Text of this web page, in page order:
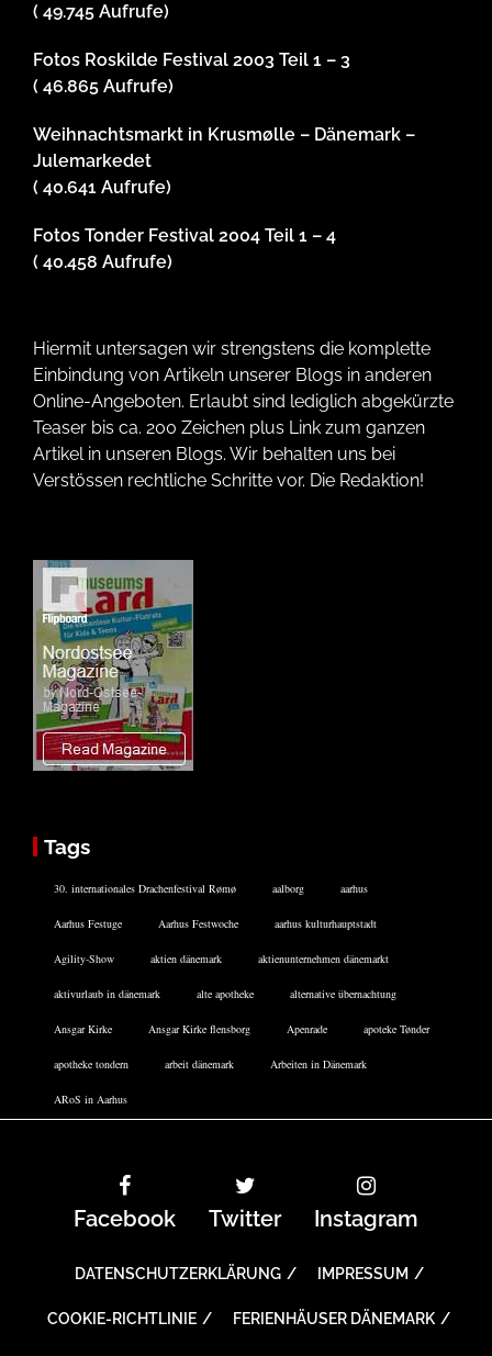
( 49.745 Aufrufe)
Fotos Roskilde Festival 2003 Teil 1 – 3
( 46.865 Aufrufe)
Weihnachtsmarkt in Krusmølle – Dänemark –
Julemarkedet
( 40.641 Aufrufe)
Fotos Tonder Festival 2004 Teil 1 – 4
( 40.458 Aufrufe)
Hiermit untersagen wir strengstens die komplette
Einbindung von Artikeln unserer Blogs in anderen
Online-Angeboten. Erlaubt sind lediglich abgekürzte
Teaser bis ca. 200 Zeichen plus Link zum ganzen
Artikel in unseren Blogs. Wir behalten uns bei
Verstössen rechtliche Schritte vor. Die Redaktion!
Tags
30. internationales Drachenfestival Rømø aalborg aarhus
Aarhus Festuge Aarhus Festwoche aarhus kulturhauptstadt
Agility-Show aktien dänemark aktienunternehmen dänemarkt
aktivurlaub in dänemark alte apotheke alternative übernachtung
Ansgar Kirke Ansgar Kirke flensborg Apenrade apoteke Tønder
apotheke tondern arbeit dänemark Arbeiten in Dänemark
ARoS in Aarhus
Facebook Twitter Instagram
DATENSCHUTZERKLÄRUNG IMPRESSUM
COOKIE-RICHTLINIE FERIENHÄUSER DÄNEMARK